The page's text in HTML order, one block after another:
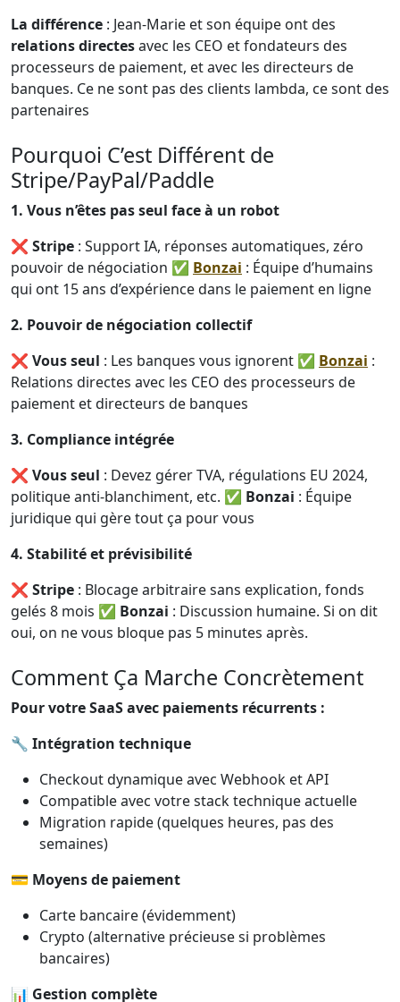
La différence : Jean-Marie et son équipe ont des
relations directesavec les CEO et fondateurs des
processeurs de paiement, et avec les directeurs de
banques. Ce ne sont pas des clients lambda, ce sont des
partenaires
Pourquoi C’est Différent de
Stripe/PayPal/Paddle
1. Vous n’êtes pas seul face à un robot
❌ Stripe : Support IA, réponses automatiques, zéro
pouvoir de négociation ✅ Bonzai : Équipe d’humains
qui ont 15 ans d’expérience dans le paiement en ligne
2. Pouvoir de négociation collectif
❌ Vous seul : Les banques vous ignorent ✅ Bonzai :
Relations directes avec les CEO des processeurs de
paiement et directeurs de banques
3. Compliance intégrée
❌ Vous seul : Devez gérer TVA, régulations EU 2024,
politique anti-blanchiment, etc. ✅ Bonzai : Équipe
juridique qui gère tout ça pour vous
4. Stabilité et prévisibilité
❌ Stripe : Blocage arbitraire sans explication, fonds
gelés 8 mois ✅ Bonzai : Discussion humaine. Si on dit
oui, on ne vous bloque pas 5 minutes après.
Comment Ça Marche Concrètement
Pour votre SaaS avec paiements récurrents :
🔧 Intégration technique
Checkout dynamique avec Webhook et API
Compatible avec votre stack technique actuelle
Migration rapide (quelques heures, pas des
semaines)
💳 Moyens de paiement
Carte bancaire (évidemment)
Crypto (alternative précieuse si problèmes
bancaires)
📊 Gestion complète